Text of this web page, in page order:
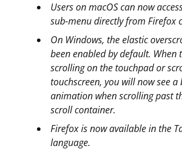
Users on macOS can now
sub-menu directly from Firefox
On Windows, the elastic
been enabled by default. When
scrolling on the touchpad or
touchscreen, you will now see a
animation when scrolling past
scroll container.
Firefox is now available in the
language.